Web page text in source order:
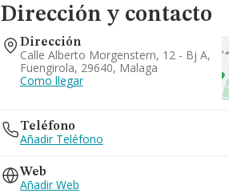
Dirección y contacto
Dirección
Calle Alberto Morgenstern, 12 - Bj A,
Fuengirola, 29640, Malaga
Como llegar
Teléfono
Añadir Teléfono
Web
Añadir Web